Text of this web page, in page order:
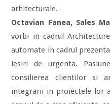
arhitecturale.
Octavian Fanea, Sales
vorbi in cadrul
automate in cadrul
iesiri de urgenta.
consilierea clientilor si
integrarii in proiectele lor